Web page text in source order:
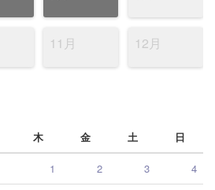
11月 12月
木 金 土 日
1 2 3 4